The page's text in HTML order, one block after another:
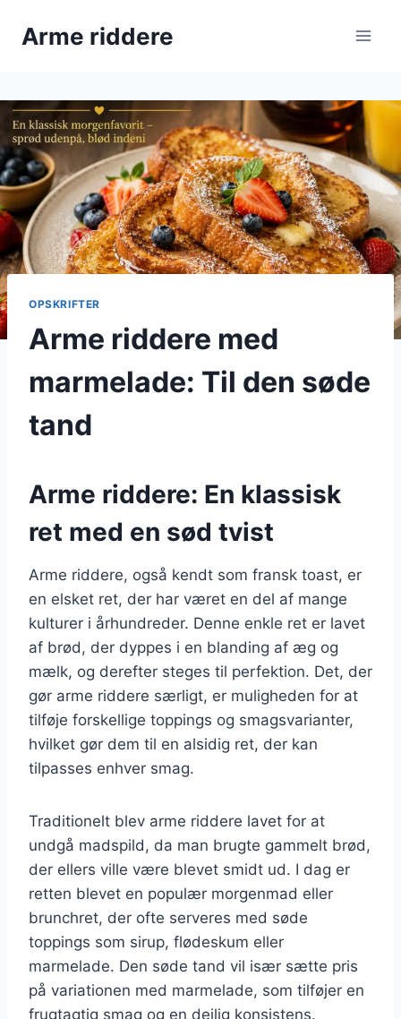
Arme riddere
OPSKRIFTER
Arme riddere med
marmelade: Til den søde
tand
Arme riddere: En klassisk
ret med en sød tvist
Arme riddere, også kendt som fransk toast, er
en elsket ret, der har været en del af mange
kulturer i århundreder. Denne enkle ret er lavet
af brød, der dyppes i en blanding af æg og
mælk, og derefter steges til perfektion. Det, der
gør arme riddere særligt, er muligheden for at
tilføje forskellige toppings og smagsvarianter,
hvilket gør dem til en alsidig ret, der kan
tilpasses enhver smag.
Traditionelt blev arme riddere lavet for at
undgå madspild, da man brugte gammelt brød,
der ellers ville være blevet smidt ud. I dag er
retten blevet en populær morgenmad eller
brunchret, der ofte serveres med søde
toppings som sirup, flødeskum eller
marmelade. Den søde tand vil især sætte pris
på variationen med marmelade, som tilføjer en
frugtagtig smag og en dejlig konsistens.